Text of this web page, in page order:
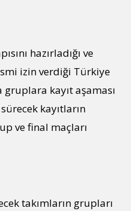
hazırladığı ve
izin verdiği Türkiye
gruplara kayıt aşaması
kayıtların
ve final maçları
takımların grupları